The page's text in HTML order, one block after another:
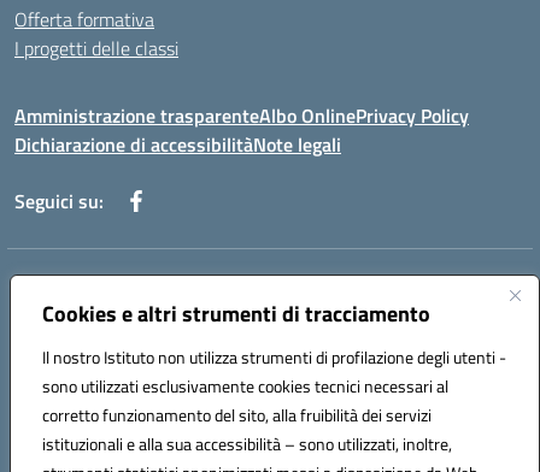
Cookies e altri strumenti di tracciamento
Il nostro Istituto non utilizza strumenti di profilazione degli utenti -
sono utilizzati esclusivamente cookies tecnici necessari al
corretto funzionamento del sito, alla fruibilità dei servizi
istituzionali e alla sua accessibilità – sono utilizzati, inoltre,
Offerta formativa
I progetti delle classi
Amministrazione trasparenteAlbo OnlinePrivacy Policy
Dichiarazione di accessibilitàNote legali
Seguici su:
Indirizzo:
Centralino:+39 0965 78 12 60 Email:rcic841003@istruzione.it
Codice fiscale: 92034530805
Codice meccanografico:
rcic841003
Codice Indice delle Pubbliche Amministrazioni (IPA): istsc_rcic841003